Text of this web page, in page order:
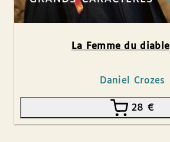
La Femme du diable
Daniel Crozes
28 €